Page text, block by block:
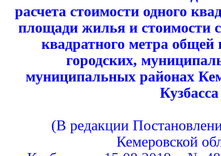
расчета стоимости одного
площади жилья и стоимости
квадратного метра
городских,
муниципальных районах
Кузбасса
(В редакции
Кемеровской